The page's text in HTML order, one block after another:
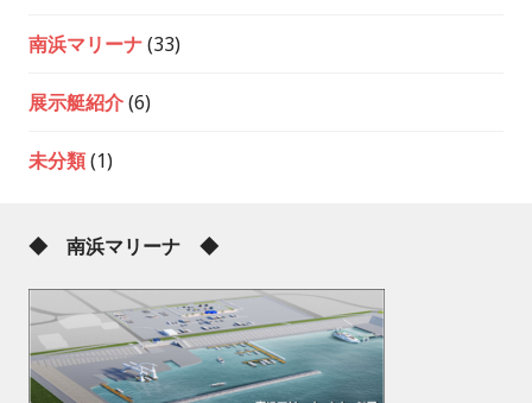
南浜マリーナ(33)
展示艇紹介(6)
未分類(1)
◆ 南浜マリーナ ◆